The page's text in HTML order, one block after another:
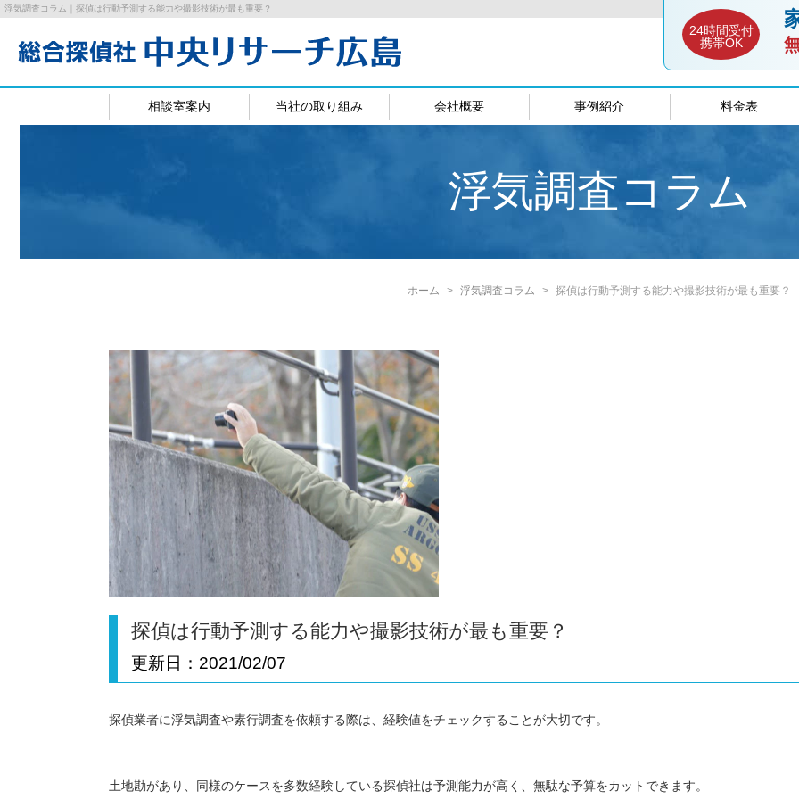
浮気調査コラム｜探偵は行動予測する能力や撮影技術が最も重要？
24時間受付
携帯OK
相談室案内 当社の取り組み 会社概要 事例紹介 料金表
浮気調査コラム
ホーム 浮気調査コラム 探偵は行動予測する能力や撮影技術が最も重要？
探偵は行動予測する能力や撮影技術が最も重要？
更新日： 2021/02/07
探偵業者に浮気調査や素行調査を依頼する際は、経験値をチェックすることが大切です。
土地勘があり、同様のケースを多数経験している探偵社は予測能力が高く、無駄な予算をカットできます。